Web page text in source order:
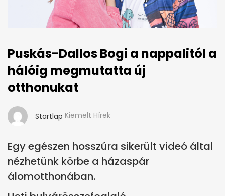
Puskás-Dallos Bogi a nappalitól a
hálóig megmutatta új
otthonukat
Startlap Kiemelt Hírek
Egy egészen hosszúra sikerült videó által
nézhetünk körbe a házaspár
álomotthonában.